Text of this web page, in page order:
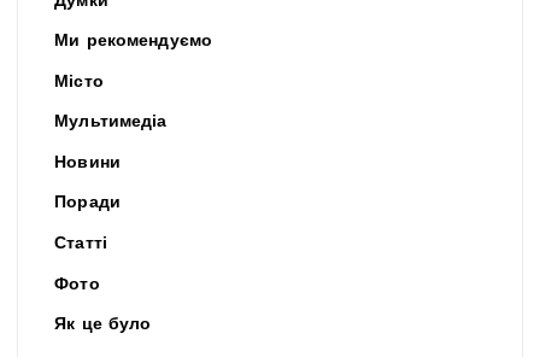
Ми рекомендуємо
Місто
Мультимедіа
Новини
Поради
Статті
Фото
Як це було